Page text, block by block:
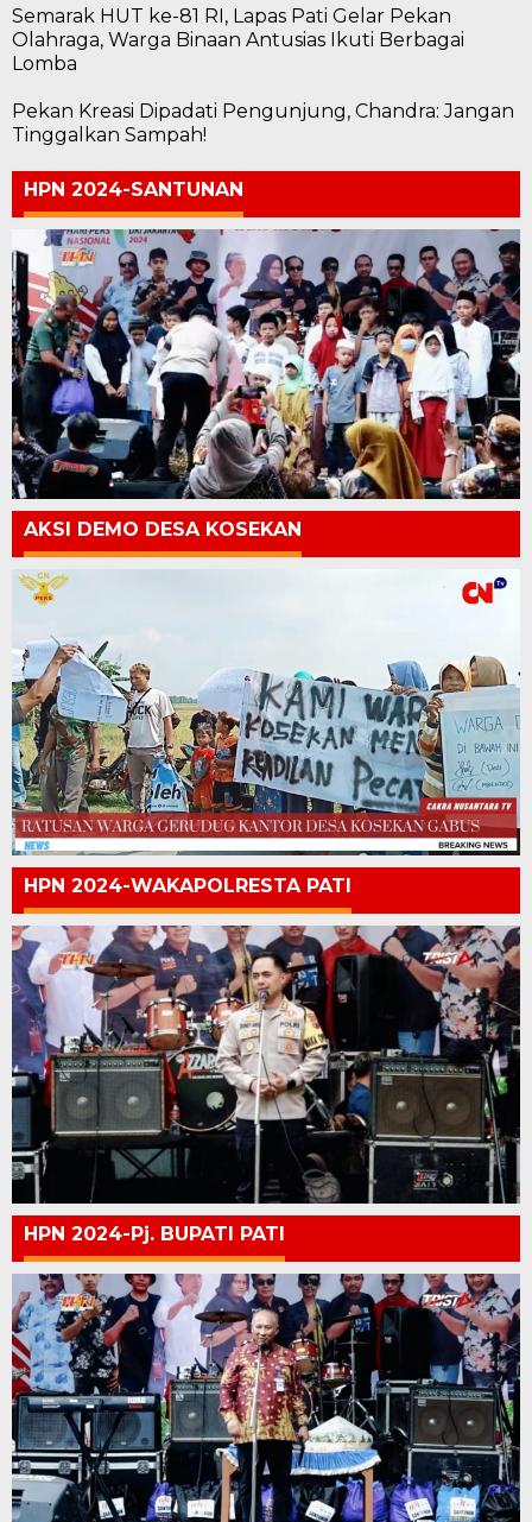
Semarak HUT ke-81 RI, Lapas Pati Gelar Pekan
Olahraga, Warga Binaan Antusias Ikuti Berbagai
Lomba
Pekan Kreasi Dipadati Pengunjung, Chandra: Jangan
Tinggalkan Sampah!
HPN 2024-SANTUNAN
AKSI DEMO DESA KOSEKAN
HPN 2024-WAKAPOLRESTA PATI
HPN 2024-Pj. BUPATI PATI